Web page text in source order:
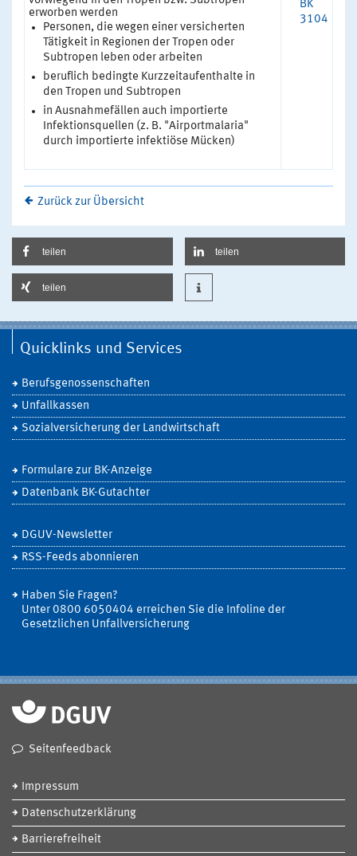
erworben werden
Personen, die wegen einer versicherten
Tätigkeit in Regionen der Tropen oder
Subtropen leben oder arbeiten
beruflich bedingte Kurzzeitaufenthalte in
den Tropen und Subtropen
in Ausnahmefällen auch importierte
Infektionsquellen (z. B. "Airportmalaria"
durch importierte infektiöse Mücken)
BK
3104
Zurück zur Übersicht
teilen teilen
teilen
Quicklinks und Services
Berufsgenossenschaften
Unfallkassen
Sozialversicherung der Landwirtschaft
Formulare zur BK-Anzeige
Datenbank BK-Gutachter
DGUV-Newsletter
RSS-Feeds abonnieren
Haben Sie Fragen?
Unter 0800 6050404 erreichen Sie die Infoline der
Gesetzlichen Unfallversicherung
Seitenfeedback
Impressum
Datenschutzerklärung
Barrierefreiheit